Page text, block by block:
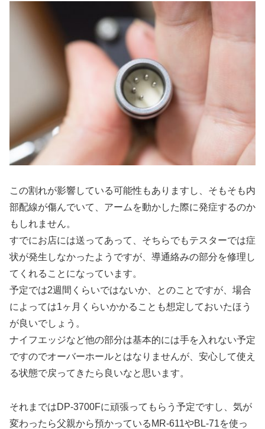
この割れが影響している可能性もありますし、そもそも内
部配線が傷んでいて、アームを動かした際に発症するのか
もしれません。
すでにお店には送ってあって、そちらでもテスターでは症
状が発生しなかったようですが、導通絡みの部分を修理し
てくれることになっています。
予定では2週間くらいではないか、とのことですが、場合
によっては1ヶ月くらいかかることも想定しておいたほう
が良いでしょう。
ナイフエッジなど他の部分は基本的には手を入れない予定
ですのでオーバーホールとはなりませんが、安心して使え
る状態で戻ってきたら良いなと思います。
それまではDP-3700Fに頑張ってもらう予定ですし、気が
変わったら父親から預かっているMR-611やBL-71を使っ